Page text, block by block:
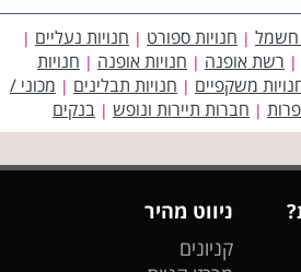
חשמל | חנויות ספורט | חנויות נעליים |
| רשת אופנה | חנויות אופנה | חנויות
משקפיים | חנויות תבלינים | מכוני /
| חברות תיירות ונופש | בנקים
ניווט מהיר
קניונים